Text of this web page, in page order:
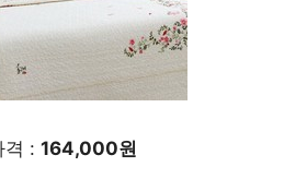
격 : 164,000원